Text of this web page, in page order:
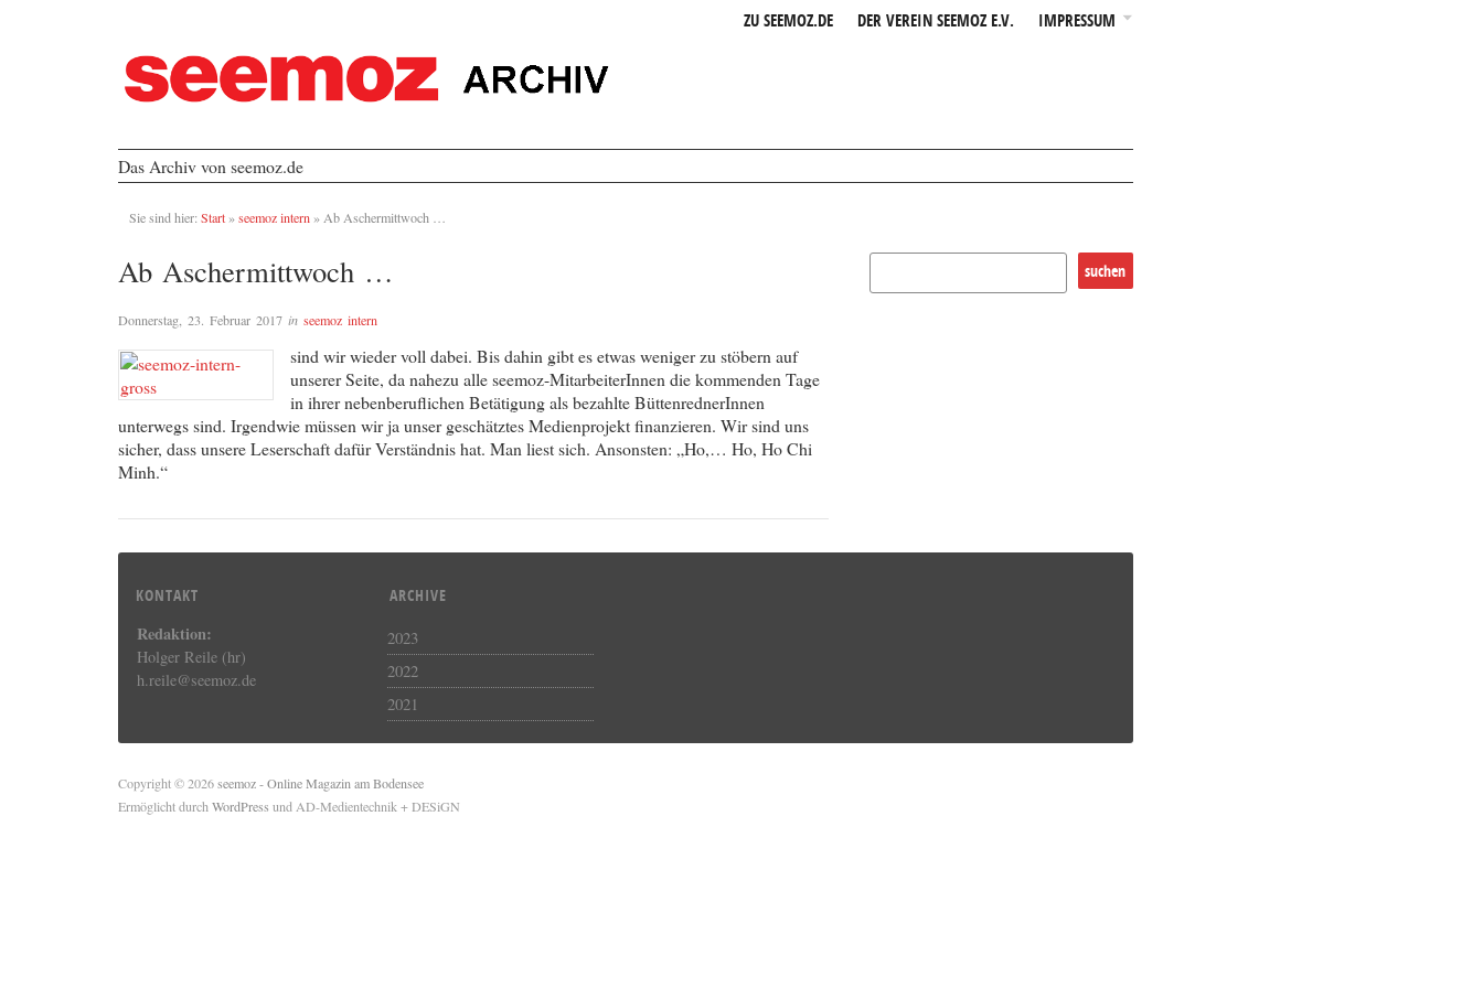
ZU SEEMOZ.DE DER VEREIN SEEMOZ E.V. IMPRESSUM
Das Archiv von seemoz.de
Sie sind hier: Start »seemoz intern » Ab Aschermittwoch …
Ab Aschermittwoch …
Donnerstag, 23. Februar 2017 in seemoz intern
sind wir wieder voll dabei. Bis dahin gibt es etwas weniger zu stöbern auf
unserer Seite, da nahezu alle seemoz-MitarbeiterInnen die kommenden Tage
in ihrer nebenberuflichen Betätigung als bezahlte BüttenrednerInnen
unterwegs sind. Irgendwie müssen wir ja unser geschätztes Medienprojekt finanzieren. Wir sind uns
sicher, dass unsere Leserschaft dafür Verständnis hat. Man liest sich. Ansonsten: „Ho,… Ho, Ho Chi
Minh.“
KONTAKT
Redaktion:
Holger Reile (hr)
h.reile@seemoz.de
ARCHIVE
2023
2022
2021
Copyright © 2026seemoz - Online Magazin am Bodensee
Ermöglicht durch WordPress und AD-Medientechnik + DESiGN